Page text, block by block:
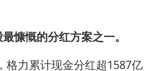
慷慨的分红方案之一。
格力累计现金分红超1587亿